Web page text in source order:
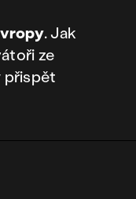
. Jak
ze
přispět